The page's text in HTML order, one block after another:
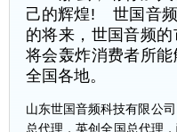
己的辉煌!
世国音
的将来，世国音频
将会轰炸消费者所
全国各地。
山东世国音频科技有限公
总代理，英创全国总代理